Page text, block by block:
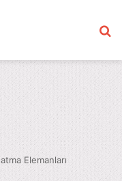
Elemanları